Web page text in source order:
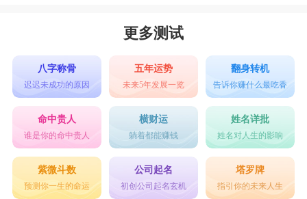
更多测试
八字称骨
迟迟未成功的原因
五年运势
未来5年发展一览
翻身转机
告诉你赚什么最吃香
命中贵人
谁是你的命中贵人
横财运
躺着都能赚钱
姓名详批
姓名对人生的影响
紫微斗数
预测你一生的命运
公司起名
初创公司起名玄机
塔罗牌
指引你的未来人生